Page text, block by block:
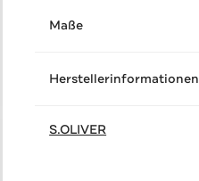
Maße
Herstellerinformationen
S.OLIVER